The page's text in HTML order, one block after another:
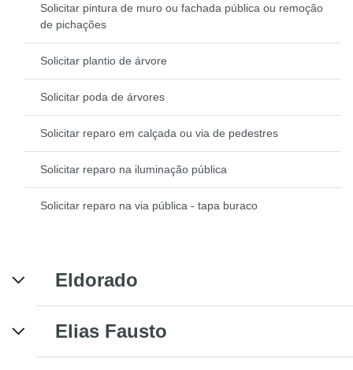
Solicitar pintura de muro ou fachada pública ou remoção
de pichações
Solicitar plantio de árvore
Solicitar poda de árvores
Solicitar reparo em calçada ou via de pedestres
Solicitar reparo na iluminação pública
Solicitar reparo na via pública - tapa buraco
Eldorado
Elias Fausto